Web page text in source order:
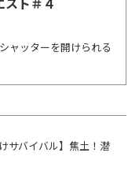
ャッターを開けられる
サバイバル】焦土！潜